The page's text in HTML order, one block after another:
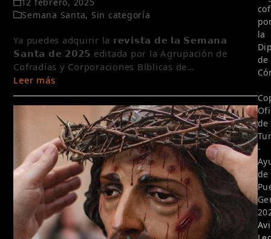
Semana Santa, Sin categoría
Ya puedes adquirir la 𝗿𝗲𝘃𝗶𝘀𝘁𝗮 𝗱𝗲 𝗹𝗮 𝗦𝗲𝗺𝗮𝗻𝗮
𝗦𝗮𝗻𝘁𝗮 𝗱𝗲 𝟮𝟬𝟮𝟱 editada por la Agrupación de
Cofradías y Corporaciones Bíblicas de…
Leer más
la
de
de
-
de